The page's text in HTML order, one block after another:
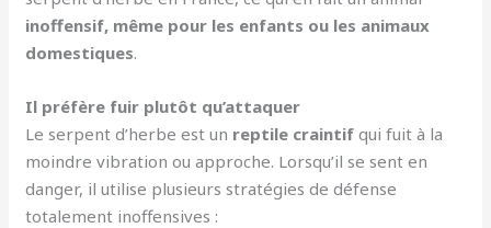
inoffensif, même pour les enfants ou les animaux
domestiques.
Il préfère fuir plutôt qu’attaquer
Le serpent d’herbe est un reptile craintif qui fuit à la
moindre vibration ou approche. Lorsqu’il se sent en
danger, il utilise plusieurs stratégies de défense
totalement inoffensives :